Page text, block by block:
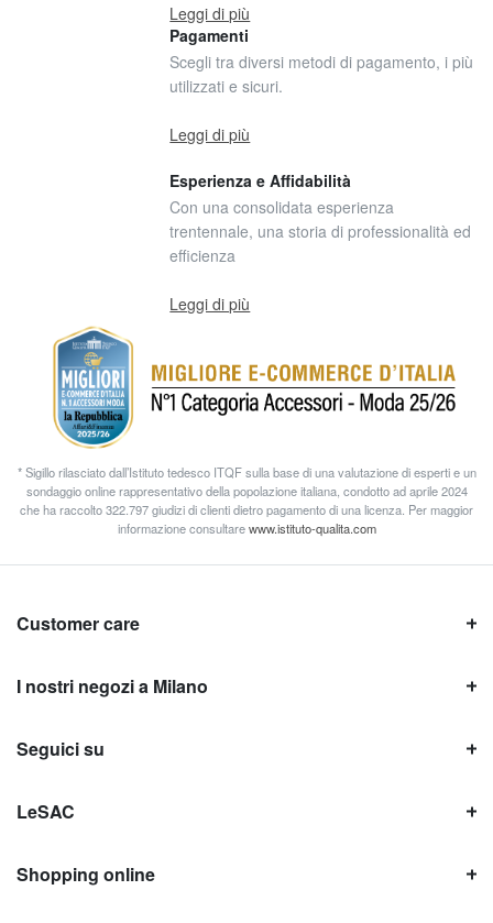
Leggi di più
Pagamenti
Scegli tra diversi metodi di pagamento, i più
utilizzati e sicuri.
Leggi di più
Esperienza e Affidabilità
Con una consolidata esperienza
trentennale, una storia di professionalità ed
efficienza
Leggi di più
* Sigillo rilasciato dall’Istituto tedesco ITQF sulla base di una valutazione di esperti e un
sondaggio online rappresentativo della popolazione italiana, condotto ad aprile 2024
che ha raccolto 322.797 giudizi di clienti dietro pagamento di una licenza. Per maggior
informazione consultarewww.istituto-qualita.com
Customer care
I nostri negozi a Milano
Seguici su
LeSAC
Shopping online